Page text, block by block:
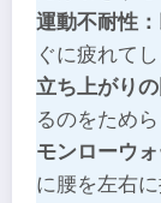
運動不耐性：
ぐに疲れてし
立ち上がりの
るのをため
モンローウォ
に腰を左右に